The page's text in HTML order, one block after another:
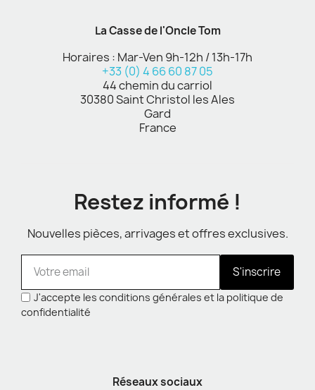
La Casse de l'Oncle Tom
Horaires : Mar-Ven 9h-12h / 13h-17h
+33 (0) 4 66 60 87 05
44 chemin du carriol
30380 Saint Christol les Ales
Gard
France
Restez informé !
Nouvelles pièces, arrivages et offres exclusives.
S'inscrire
J'accepte les conditions générales et la politique de
confidentialité
Réseaux sociaux